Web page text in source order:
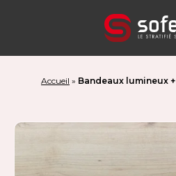
Accueil » Bandeaux lumineux +